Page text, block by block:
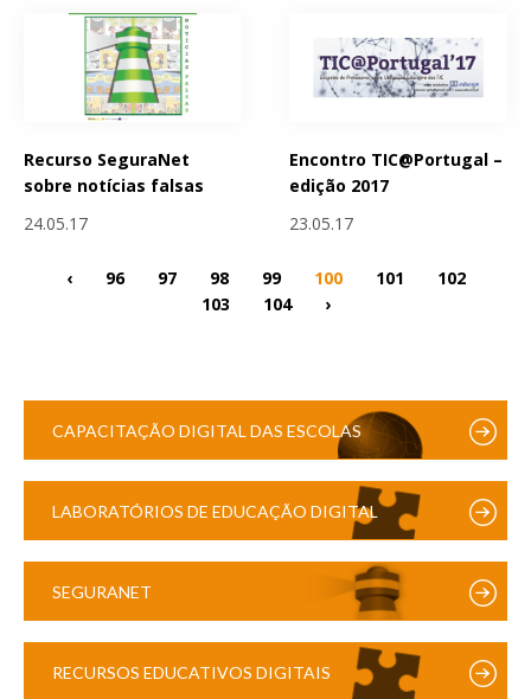
Recurso SeguraNet
sobre notícias falsas
24.05.17
Encontro TIC@Portugal –
edição 2017
23.05.17
‹ 96 97 98 99 100 101
102
103
104 ›
CAPACITAÇÃO DIGITAL DAS ESCOLAS
LABORATÓRIOS DE EDUCAÇÃO DIGITAL
SEGURANET
RECURSOS EDUCATIVOS DIGITAIS